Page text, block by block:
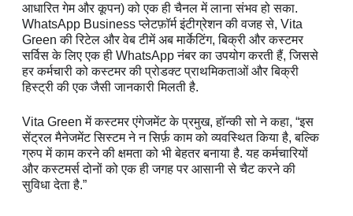
आधारित गेम और कूपन) को एक ही चैनल में लाना संभव हो सका.
WhatsApp Business प्लेटफ़ॉर्म इंटीग्रेशन की वजह से, Vita
Green की रिटेल और वेब टीमें अब मार्केटिंग, बिक्री और कस्टमर
सर्विस के लिए एक ही WhatsApp नंबर का उपयोग करती हैं, जिससे
हर कर्मचारी को कस्टमर की प्रोडक्ट प्राथमिकताओं और बिक्री
हिस्ट्री की एक जैसी जानकारी मिलती है.
Vita Green में कस्टमर एंगेजमेंट के प्रमुख, हॉन्की सो ने कहा, “इस
सेंट्रल मैनेजमेंट सिस्टम ने न सिर्फ़ काम को व्यवस्थित किया है, बल्कि
ग्रुप में काम करने की क्षमता को भी बेहतर बनाया है. यह कर्मचारियों
और कस्टमर्स दोनों को एक ही जगह पर आसानी से चैट करने की
सुविधा देता है.”